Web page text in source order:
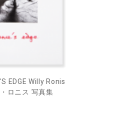
EDGE Willy Ronis
ロニス 写真集